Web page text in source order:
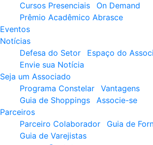
Cursos Presenciais
On Demand
Prêmio Acadêmico Abrasce
Eventos
Notícias
Defesa do Setor
Espaço do
Envie sua Notícia
Seja um Associado
Programa Constelar
Vantagens
Guia de Shoppings
Associe-se
Parceiros
Parceiro Colaborador
Guia de
Guia de Varejistas